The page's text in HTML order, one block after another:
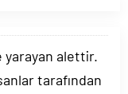
yarayan alettir.
tarafından